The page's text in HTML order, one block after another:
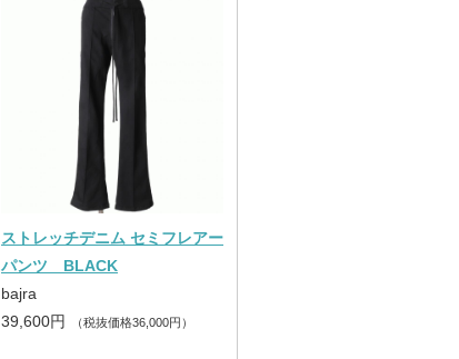
ストレッチデニム セミフレアー
パンツ BLACK
bajra
39,600円
（税抜価格36,000円）